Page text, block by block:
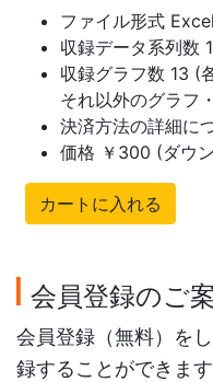
ファイル形式
収録データ系列数
収録グラフ数 13 (
それ以外のグラフ
決済方法の詳細に
価格 ￥300 (ダウ
カートに入れる
会員登録のご
会員登録（無料）を
録することができます